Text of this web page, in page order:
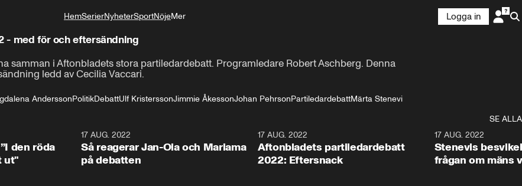
HemSerierNyheterSportNöjeMer
Logga in
med för och eftersändning
samman i Aftonbladets stora partiledardebatt. Programledare Robert Aschberg. Denna
ledd av Cecilia Vaccari.
AnderssonPolitikDebattUlf KristerssonJimmie ÅkessonJohan PehrsonPartiledardebattMärta Stenevi
SE ALLA
2:30
den röda
ut"
17 AUG. 2022
Så reagerar Jan-Ola och Mariama
på debatten
17 AUG. 2022
Aftonbladets partiledardebatt
2022: Eftersnack
17 AUG. 2022
Stenevis
frågan om mäns